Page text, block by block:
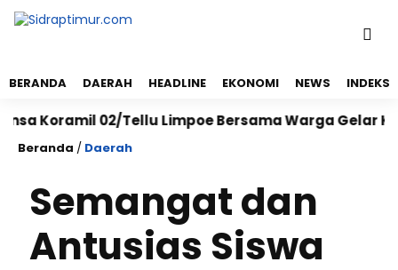
BERANDA DAERAH HEADLINE EKONOMI NEWS INDEKS
02/Tellu Limpoe Bersama Warga Gelar Karya
Beranda / Daerah
Semangat dan
Antusias Siswa